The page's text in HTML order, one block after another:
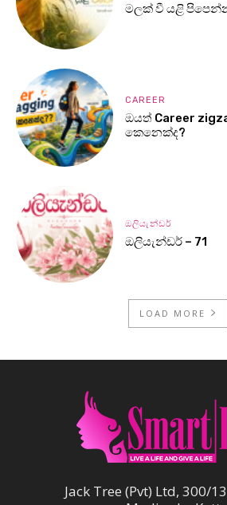
මලක් වී යළි
CAREER
ඔයත් Career
කෙනෙක්ද?
ඔලියැන්ඩර්
ඔලියැන්ඩර් – 71
LOAD MORE
Jack Tree (Pvt) Ltd, 300/